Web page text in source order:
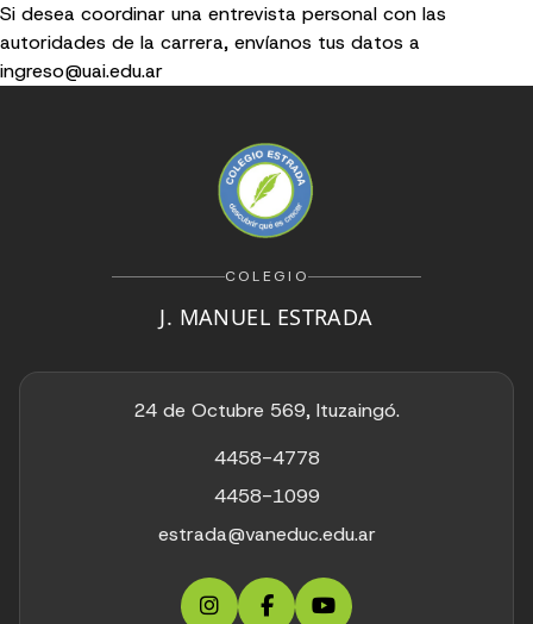
Si desea coordinar una entrevista personal con las
autoridades de la carrera, envíanos tus datos a
ingreso@uai.edu.ar
COLEGIO
J. MANUEL ESTRADA
24 de Octubre 569, Ituzaingó.
4458-4778
4458-1099
estrada@vaneduc.edu.ar